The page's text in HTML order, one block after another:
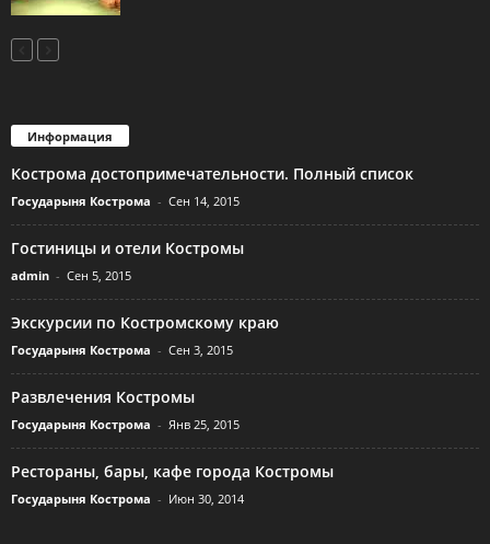
Информация
Кострома достопримечательности. Полный список
Государыня Кострома - Сен 14, 2015
Гостиницы и отели Костромы
admin - Сен 5, 2015
Экскурсии по Костромскому краю
Государыня Кострома - Сен 3, 2015
Развлечения Костромы
Государыня Кострома - Янв 25, 2015
Рестораны, бары, кафе города Костромы
Государыня Кострома - Июн 30, 2014